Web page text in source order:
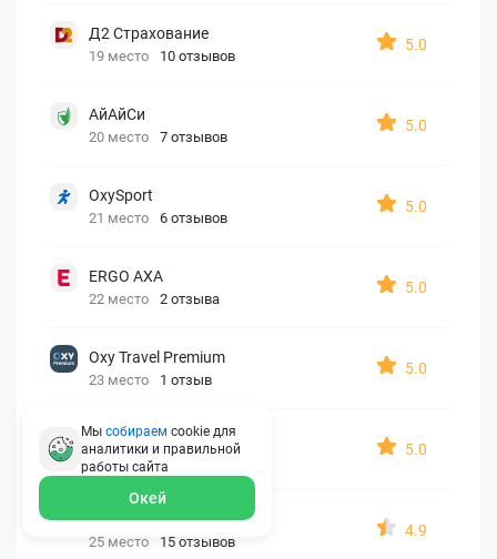
Д2 Страхование
19 место 10 отзывов
5.0
АйАйСи
20 место 7 отзывов
5.0
OxySport
21 место 6 отзывов
5.0
ERGO AXA
22 место 2 отзыва
5.0
Oxy Travel Premium
23 место 1 отзыв
5.0
УралСиб
24 место 1 отзыв
5.0
МАКС
25 место 15 отзывов
4.9
Мы собираем cookie для
аналитики и правильной
работы сайта
Окей